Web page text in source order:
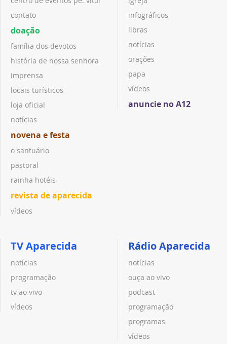
contato
doação
família dos devotos
história de nossa senhora
imprensa
locais turísticos
loja oficial
notícias
novena e festa
o santuário
pastoral
rainha hotéis
revista de aparecida
vídeos
infográficos
libras
notícias
orações
papa
vídeos
anuncie no A12
TV Aparecida
notícias
programação
tv ao vivo
vídeos
Rádio Aparecida
notícias
ouça ao vivo
podcast
programação
programas
vídeos